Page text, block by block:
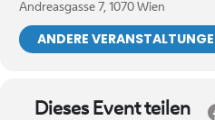
Andreasgasse 7, 1070 Wien
ANDERE
Dieses Event teilen